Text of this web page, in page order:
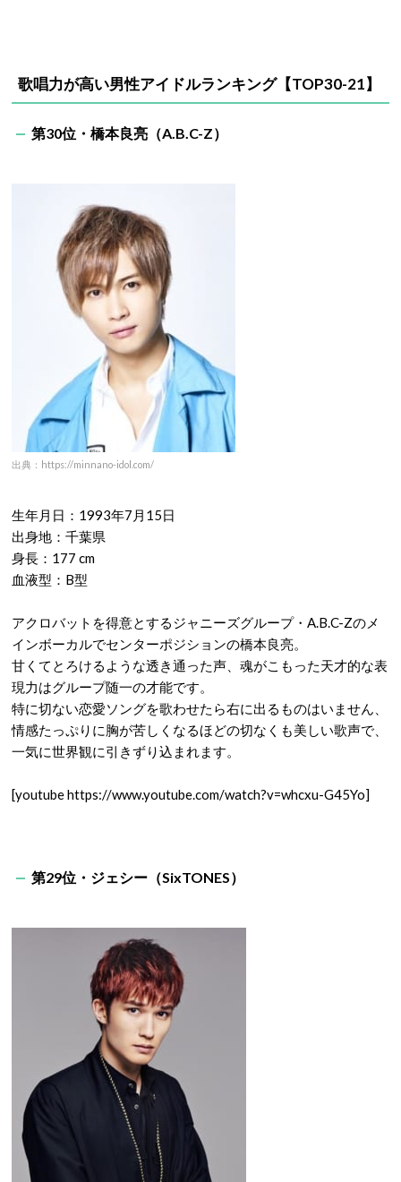
歌唱力が高い男性アイドルランキング【TOP30-21】
第30位・橋本良亮（A.B.C-Z）
出典：https://minnano-idol.com/
生年月日：1993年7月15日
出身地：千葉県
身長：177 cm
血液型：B型
アクロバットを得意とするジャニーズグループ・A.B.C-Zのメ
インボーカルでセンターポジションの橋本良亮。
甘くてとろけるような透き通った声、魂がこもった天才的な表
現力はグループ随一の才能です。
特に切ない恋愛ソングを歌わせたら右に出るものはいません、
情感たっぷりに胸が苦しくなるほどの切なくも美しい歌声で、
一気に世界観に引きずり込まれます。
[youtube https://www.youtube.com/watch?v=whcxu-G45Yo]
第29位・ジェシー（SixTONES）